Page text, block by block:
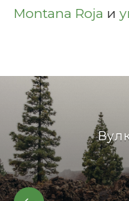
Montana Roja и